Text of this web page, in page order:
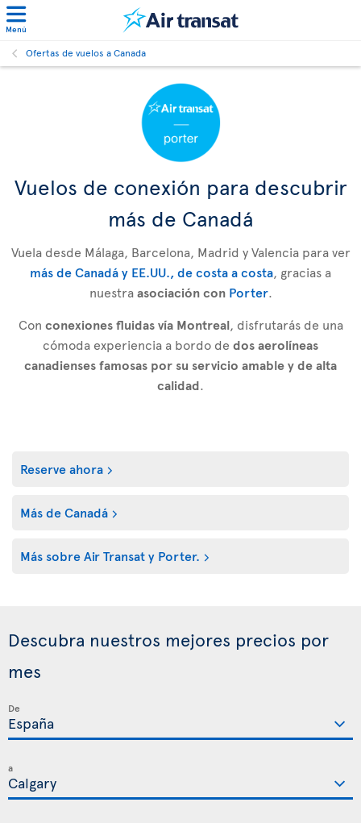
Menú
Ofertas de vuelos a Canada
Vuelos de conexión para descubrir
más de Canadá
Vuela desde Málaga, Barcelona, Madrid y Valencia para ver
más de Canadá y EE.UU., de costa a costa, gracias a
nuestraasociación con Porter.
Con conexiones fluidas vía Montreal, disfrutarás de una
cómoda experiencia a bordo de dos aerolíneas
canadienses famosas por su servicio amable y de alta
calidad.
Reserve ahora
Más de Canadá
Más sobre Air Transat y Porter.
Descubra nuestros mejores precios por
mes
De
a